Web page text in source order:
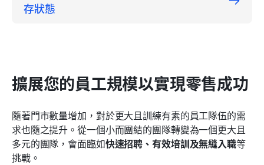
存狀態
擴展您的員工規模以實現零售成功
隨著門市數量增加，對於更大且訓練有素的員工隊伍的需
求也隨之提升。從一個小而團結的團隊轉變為一個更大且
多元的團隊，會面臨如快速招聘、有效培訓及無縫入職等
挑戰。